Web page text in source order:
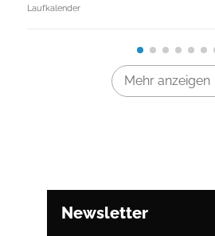
Laufkalender
Mehr anzeigen
Newsletter